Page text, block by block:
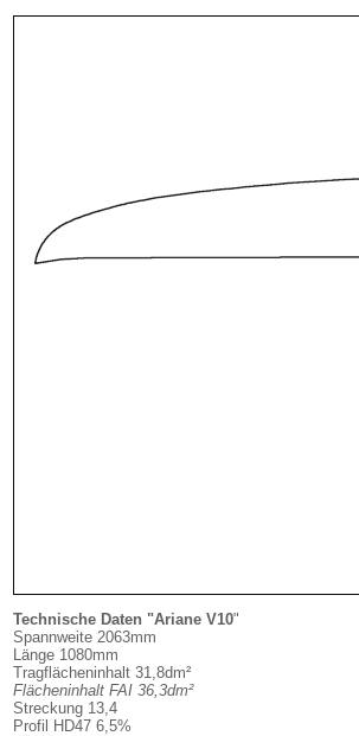
Technische Daten "Ariane V10"
Spannweite 2063mm
Länge 1080mm
Tragflächeninhalt 31,8dm²
Flächeninhalt FAI 36,3dm²
Streckung 13,4
Profil HD47 6,5%